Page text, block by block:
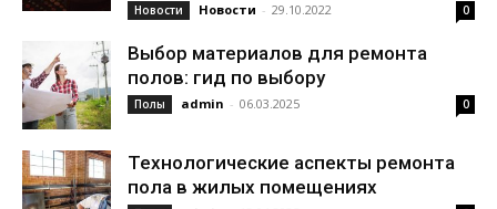
Новости Новости - 29.10.2022 0
Выбор материалов для ремонта
полов: гид по выбору
Полы admin - 06.03.2025 0
Технологические аспекты ремонта
пола в жилых помещениях